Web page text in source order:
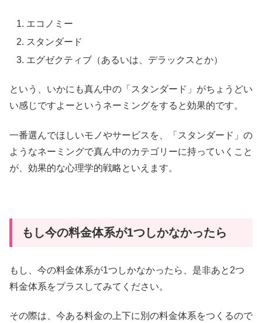
エコノミー
スタンダード
エグゼクティブ（あるいは、デラックスとか）
という、いかにも真ん中の「スタンダード」がちょうどい
い感じですよーというネーミングをすると効果的です。
一番選んでほしいモノやサービスを、「スタンダード」の
ようなネーミングで真ん中のカテゴリーに持っていくこと
が、効果的な心理学的戦略といえます。
もし今の料金体系が1つしかなかったら
もし、今の料金体系が1つしかなかったら、是非あと2つ
料金体系をプラスしてみてください。
その際は、今ある料金の上下に別の料金体系をつくるので